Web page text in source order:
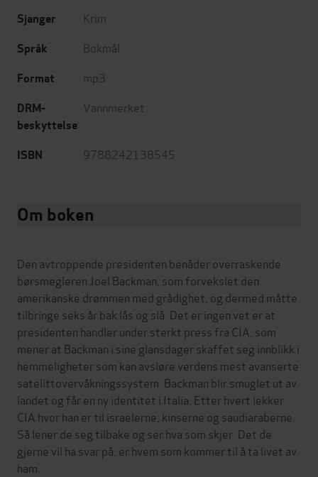
Sjanger Krim
Språk Bokmål
Format mp3
DRM-
beskyttelse
Vannmerket
ISBN 9788242138545
Om boken
Den avtroppende presidenten benåder overraskende
børsmegleren Joel Backman, som forvekslet den
amerikanske drømmen med grådighet, og dermed måtte
tilbringe seks år bak lås og slå. Det er ingen vet er at
presidenten handler under sterkt press fra CIA, som
mener at Backman i sine glansdager skaffet seg innblikk i
hemmeligheter som kan avsløre verdens mest avanserte
satelittovervåkningssystem. Backman blir smuglet ut av
landet og får en ny identitet i Italia. Etter hvert lekker
CIA hvor han er til israelerne, kinserne og saudiaraberne.
Så lener de seg tilbake og ser hva som skjer. Det de
gjerne vil ha svar på, er hvem som kommer til å ta livet av
ham.